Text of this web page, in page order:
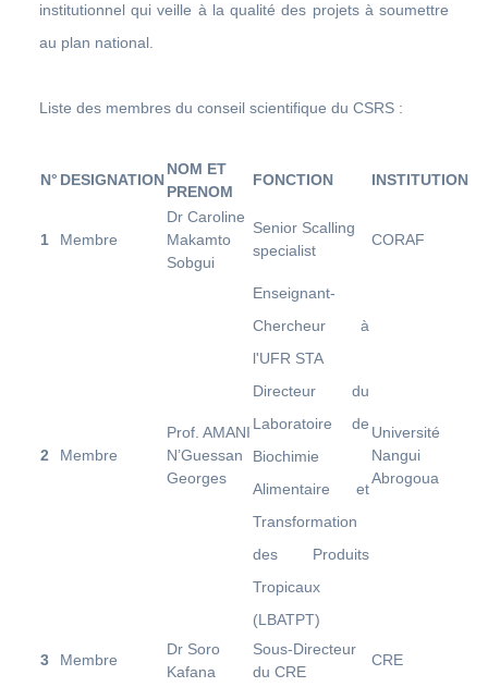
institutionnel qui veille à la qualité des projets à soumettre
au plan national.
Liste des membres du conseil scientifique du CSRS :
N° DESIGNATION
NOM ET
PRENOM
FONCTION INSTITUTION
1 Membre
Dr Caroline
Makamto
Sobgui
Senior Scalling
specialist
CORAF
2 Membre
Prof. AMANI
N’Guessan
Georges
Enseignant-
Chercheur à
l'UFR STA
Directeur du
Laboratoire de
Biochimie
Alimentaire et
Transformation
des Produits
Tropicaux
(LBATPT)
Université
Nangui
Abrogoua
3 Membre
Dr Soro
Kafana
Sous-Directeur
du CRE
CRE